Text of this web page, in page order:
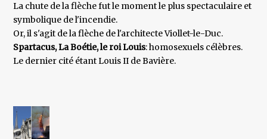
La chute de la flèche fut le moment le plus spectaculaire et
symbolique de l'incendie.
Or, il s'agit de la flèche de l'architecte Viollet-le-Duc.
Spartacus, La Boétie, le roi Louis: homosexuels célèbres.
Le dernier cité étant Louis II de Bavière.